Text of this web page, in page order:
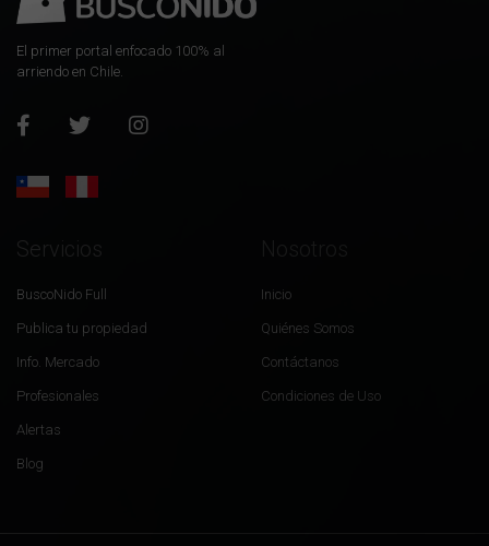
El primer portal enfocado 100% al
arriendo en Chile.
Servicios
BuscoNido Full
Publica tu propiedad
Info. Mercado
Profesionales
Alertas
Blog
Inicio
Quiénes Somos
Contáctanos
Condiciones de Uso